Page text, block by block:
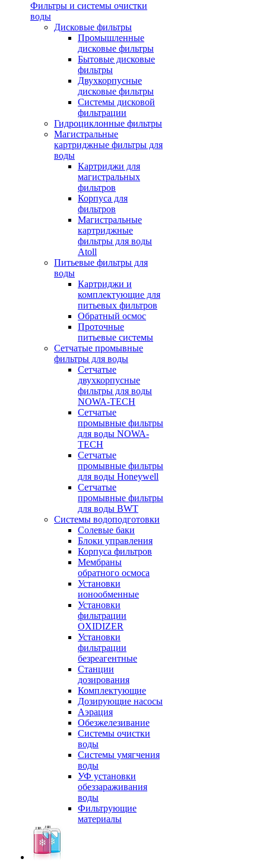
Фильтры и системы очистки
воды
Дисковые фильтры
Промышленные
дисковые фильтры
Бытовые дисковые
фильтры
Двухкорпусные
дисковые фильтры
Системы дисковой
фильтрации
Гидроциклонные фильтры
Магистральные
картриджные фильтры для
воды
Картриджи для
магистральных
фильтров
Корпуса для
фильтров
Магистральные
картриджные
фильтры для воды
Atoll
Питьевые фильтры для
воды
Картриджи и
комплектующие для
питьевых фильтров
Обратный осмос
Проточные
питьевые системы
Сетчатые промывные
фильтры для воды
Сетчатые
двухкорпусные
фильтры для воды
NOWA-TECH
Сетчатые
промывные фильтры
для воды NOWA-
TECH
Сетчатые
промывные фильтры
для воды Honeywell
Сетчатые
промывные фильтры
для воды BWT
Системы водоподготовки
Солевые баки
Блоки управления
Корпуса фильтров
Мембраны
обратного осмоса
Установки
ионообменные
Установки
фильтрации
OXIDIZER
Установки
фильтрации
безреагентные
Станции
дозирования
Комплектующие
Дозирующие насосы
Аэрация
Обезжелезивание
Системы очистки
воды
Системы умягчения
воды
УФ установки
обеззараживания
воды
Фильтрующие
материалы